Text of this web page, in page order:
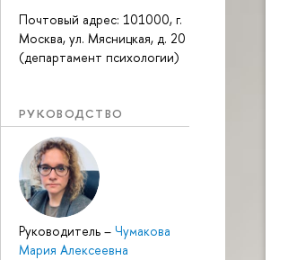
Почтовый адрес: 101000, г.
Москва, ул. Мясницкая, д. 20
(департамент психологии)
РУКОВОДСТВО
Руководитель – Чумакова
Мария Алексеевна